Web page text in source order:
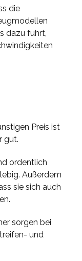
die
dazu führt,
Preis ist
gut.
ordentlich
Außerdem
sie sich auch
sorgen bei
und